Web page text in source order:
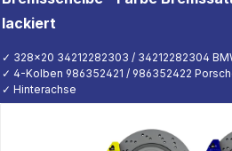
lackiert
✓ 328x20 34212282303 / 34212282304
✓ 4-Kolben 986352421 / 986352422
✓ Hinterachse